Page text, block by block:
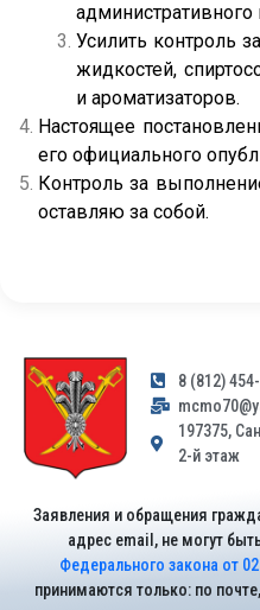
административного
Усилить контроль
жидкостей,
и ароматизаторов.
Настоящее
его официального
Контроль за
оставляю за собой.
8 (812)
197375,
2-й этаж
Заявления и обращения
адрес email, не могут
Федерального закона от
принимаются только: по